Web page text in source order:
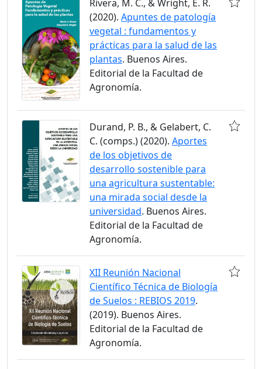
Rivera, M. C., & Wright, E. R.
(2020). Apuntes de patología
vegetal : fundamentos y
prácticas para la salud de las
plantas. Buenos Aires.
Editorial de la Facultad de
Agronomía.
Durand, P. B., & Gelabert, C.
C. (comps.) (2020). Aportes
de los objetivos de
desarrollo sostenible para
una agricultura sustentable:
una mirada social desde la
universidad. Buenos Aires.
Editorial de la Facultad de
Agronomía.
XII Reunión Nacional
Científico Técnica de Biología
de Suelos : REBIOS 2019.
(2019). Buenos Aires.
Editorial de la Facultad de
Agronomía.